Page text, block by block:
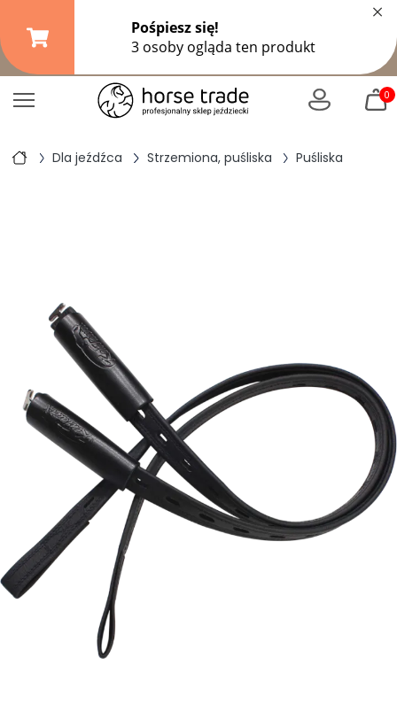
Darmowa dostawa od149,99 zł
299 złpozostałe formy wysyłki
×
0
Dla jeźdźca Strzemiona, puśliska Puśliska